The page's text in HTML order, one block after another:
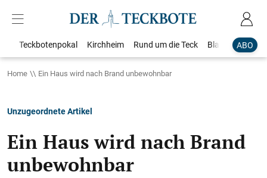
ABO
Teckbotenpokal Kirchheim Rund um die Teck Blaulicht
Home Ein Haus wird nach Brand unbewohnbar
Unzugeordnete Artikel
Ein Haus wird nach Brand
unbewohnbar